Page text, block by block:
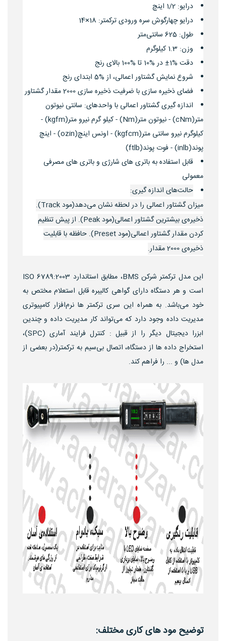
درایو: 1/2 اینچ
درایو چهارگوش سره‌ ورودی ترکمتر: 18×14
طول: 625 سانتی‌متر
وزن: 1.3 کیلوگرم
دقت %1± در %10 تا %100 بالای رنج
شروع نمایش گشتاور اعمالی، از %5 ابتدای رنج
فضای ذخیره سازی با ضرفیت ذخیره سازی 2000 مقدار گشتاور
اندازه گیری گشتاور اعمالی با واحدهای: سانتی نیوتون
متر(cNm) - نیوتون متر(Nm) - کیلو گرم نیرو متر(kgfm) -
کیلوگرم نیرو سانتی متر(kgfcm) - اونس اینچ(ozin) - اینچ
پوند(inlb) - فوت پوند(ftlb)
قابل استفاده به باتری های شارژی و باتری های مصرفی
معمولی
حالت‌های اندازه گیری:
میزان گشتاور اعمالی را در لحظه نشان می‌دهد(مود Track).
ذخیره‌ی بیشترین گشتاور اعمالی(مود Peak). از پیش تنظیم
کردن مقدار گشتاور اعمالی(مود Preset). حافظه با قابلیت
ذخیره‌ی 2000 مقدار.
این مدل ترکمتر شرکن BMS، مطابق استاندارد ISO 6789:2003
است و هر دستگاه دارای گواهی کالیبره قابل استعلام مختص به
خود می‌باشد. به همراه این سری ترکمتر ها نرم‌افزار کامپیوتری
مدیریت داده وجود دارد که می‌تواند کار مدیریت داده و چندین
ابزرا دیجیتال دیگر را از قبیل : کنترل فرایند آماری (SPC)،
استخراج داده ها از دستگاه، اتصال بی‌سیم به ترکمتر(در بعضی از
مدل ها) و ... را فراهم کند.
توضیح مود های کاری مختلف: